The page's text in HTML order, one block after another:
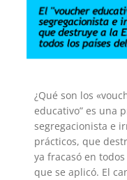
¿Qué son los
educativo” es una
segregacionista e
prácticos, que
ya fracasó en
que se aplicó. El